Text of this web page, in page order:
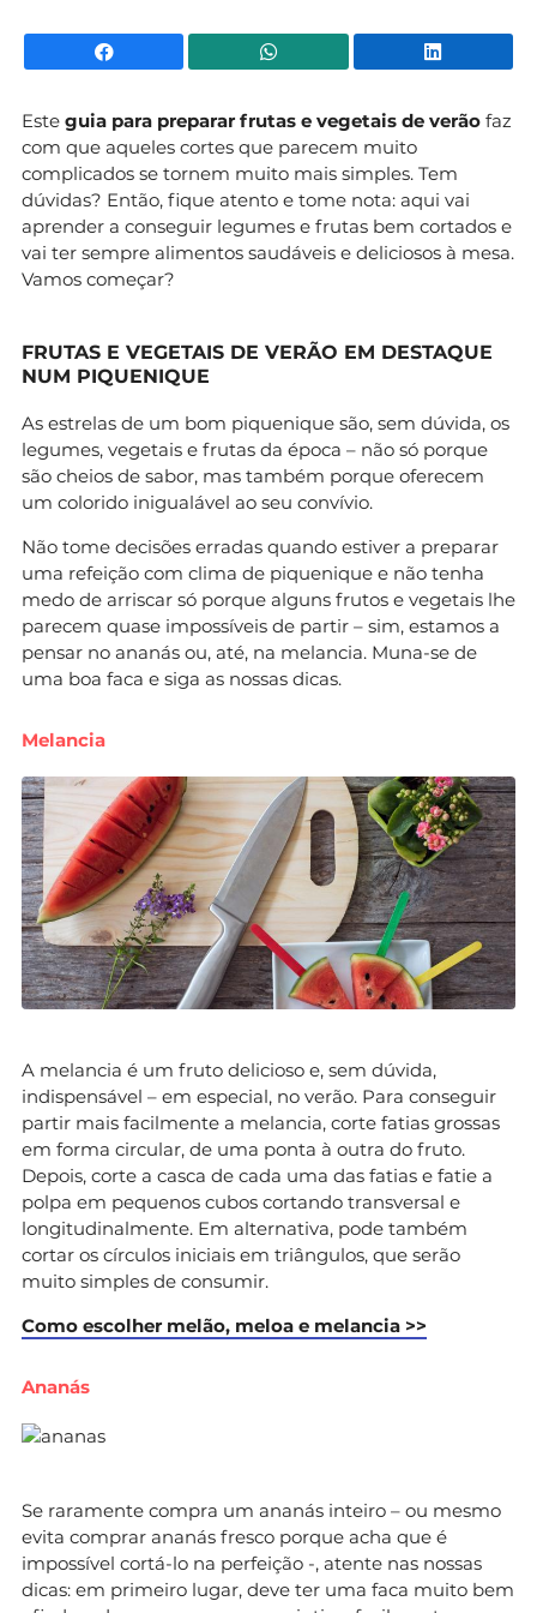
Facebook WhatsApp
Este guia para preparar frutas e vegetais de verão faz
com que aqueles cortes que parecem muito
complicados se tornem muito mais simples. Tem
dúvidas? Então, fique atento e tome nota: aqui vai
aprender a conseguir legumes e frutas bem cortados e
vai ter sempre alimentos saudáveis e deliciosos à mesa.
Vamos começar?
FRUTAS E VEGETAIS DE VERÃO EM DESTAQUE
NUM PIQUENIQUE
As estrelas de um bom piquenique são, sem dúvida, os
legumes, vegetais e frutas da época – não só porque
são cheios de sabor, mas também porque oferecem
um colorido inigualável ao seu convívio.
Não tome decisões erradas quando estiver a preparar
uma refeição com clima de piquenique e não tenha
medo de arriscar só porque alguns frutos e vegetais lhe
parecem quase impossíveis de partir – sim, estamos a
pensar no ananás ou, até, na melancia. Muna-se de
uma boa faca e siga as nossas dicas.
Melancia
A melancia é um fruto delicioso e, sem dúvida,
indispensável – em especial, no verão. Para conseguir
partir mais facilmente a melancia, corte fatias grossas
em forma circular, de uma ponta à outra do fruto.
Depois, corte a casca de cada uma das fatias e fatie a
polpa em pequenos cubos cortando transversal e
longitudinalmente. Em alternativa, pode também
cortar os círculos iniciais em triângulos, que serão
muito simples de consumir.
Como escolher melão, meloa e melancia >>
Ananás
Se raramente compra um ananás inteiro – ou mesmo
evita comprar ananás fresco porque acha que é
impossível cortá-lo na perfeição -, atente nas nossas
dicas: em primeiro lugar, deve ter uma faca muito bem